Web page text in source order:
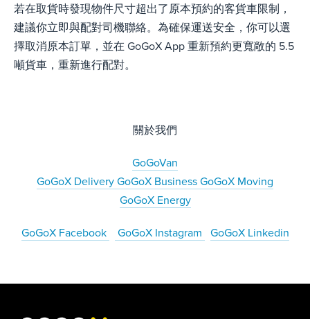
若在取貨時發現物件尺寸超出了原本預約的客貨車限制，
建議你立即與配對司機聯絡。為確保運送安全，你可以選
擇取消原本訂單，並在 GoGoX App 重新預約更寬敞的 5.5
噸貨車，重新進行配對。
關於我們
GoGoVan
GoGoX DeliveryGoGoX BusinessGoGoX Moving
GoGoX Energy
GoGoX Facebook GoGoX Instagram GoGoX Linkedin